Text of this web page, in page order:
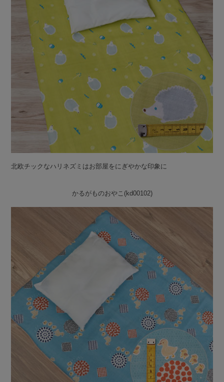
北欧チックなハリネズミはお部屋をにぎやかな印象に
かるがものおやこ(kd00102)